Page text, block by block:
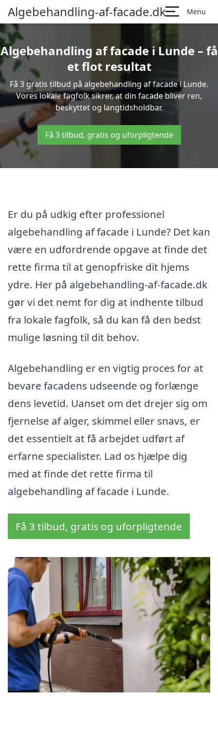
Algebehandling-af-facade.dk Menu
Algebehandling af facade i Lunde – få
et flot resultat
Få 3 gratis tilbud på algebehandling af facade i Lunde.
Vores lokale fagfolk sikrer, at din facade bliver ren,
beskyttet og langtidsholdbar.
Få 3 tilbud, gratis og uforpligtende
Er du på udkig efter professionel
algebehandling af facade i Lunde? Det kan
være en udfordrende opgave at finde det
rette firma til at genopfriske dit hjems
ydre. Her på algebehandling-af-facade.dk
gør vi det nemt for dig at indhente tilbud
fra lokale fagfolk, så du kan få den bedst
mulige løsning til dit behov.
Algebehandling er en vigtig proces for at
bevare facadens udseende og forlænge
dens levetid. Uanset om det drejer sig om
fjernelse af alger, skimmel eller snavs, er
det essentielt at få arbejdet udført af
erfarne specialister. Lad os hjælpe dig
med at finde det rette firma til
algebehandling af facade i Lunde.
Få 3 tilbud, gratis og uforpligtende